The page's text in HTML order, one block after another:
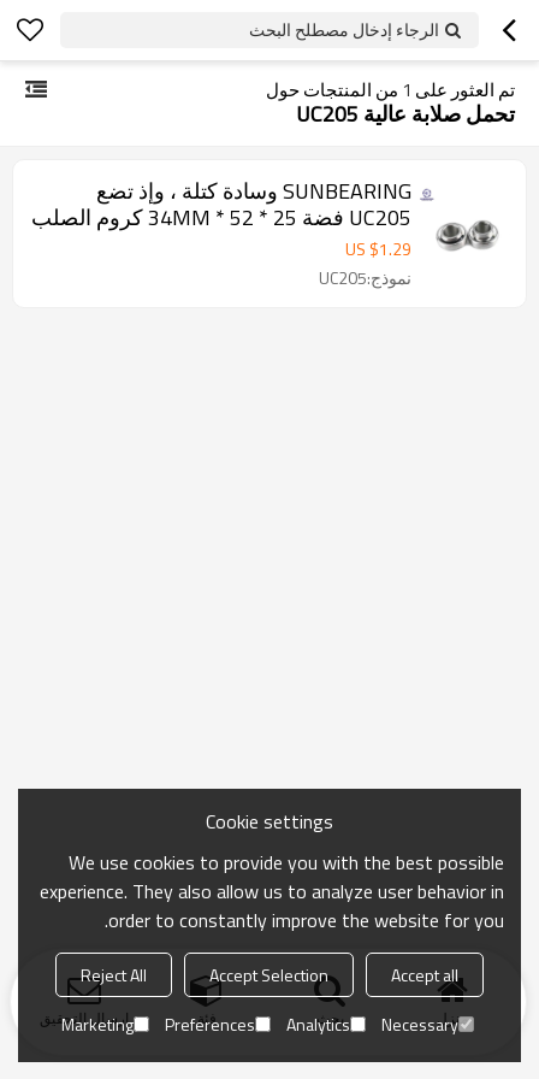
الرجاء إدخال مصطلح البحث
تم العثور على 1 من المنتجات حول
تحمل صلابة عالية UC205
SUNBEARING وسادة كتلة ، وإذ تضع
UC205 فضة 25 * 52 * 34MM كروم الصلب
GCR15
US $1.29
نموذج:UC205
منزل بحث فئة ارسال التحقيق
Cookie settings
We use cookies to provide you with the best possible
experience. They also allow us to analyze user behavior in
order to constantly improve the website for you.
Accept all
Accept Selection
Reject All
Necessary
Analytics
Preferences
Marketing